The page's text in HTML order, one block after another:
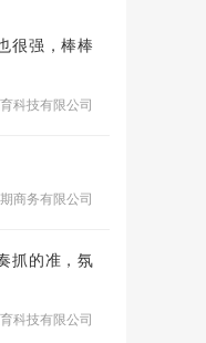
很强，棒棒
科技有限公司
期商务有限公司
抓的准，氛
科技有限公司